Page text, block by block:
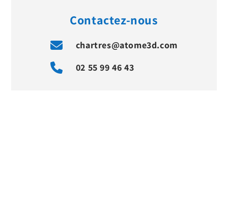
Contactez-nous
chartres@atome3d.com
02 55 99 46 43